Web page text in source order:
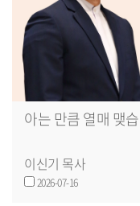
아는 만큼 열매 맺
이신기 목사
2026-07-16